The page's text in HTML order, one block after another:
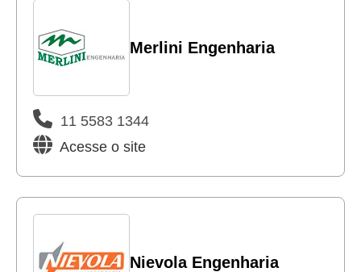
Merlini Engenharia
11 5583 1344
Acesse o site
Nievola Engenharia